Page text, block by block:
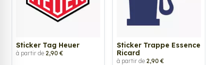
Sticker Tag Heuer
à partir de 2,90 €
Sticker Trappe Essence
Ricard
à partir de 2,90 €